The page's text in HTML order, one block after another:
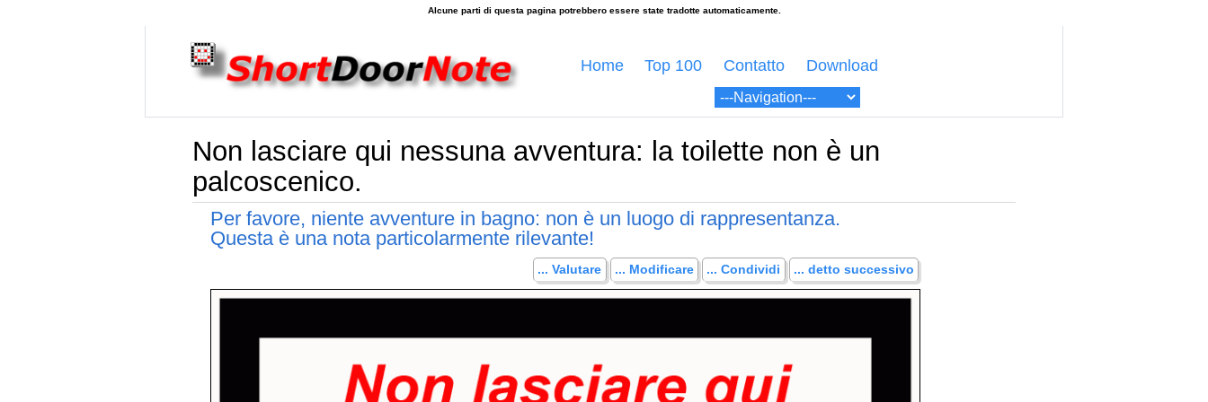
Home Top 100 Contatto Download
Non lasciare qui nessuna avventura: la toilette non è un
palcoscenico.
Per favore, niente avventure in bagno: non è un luogo di rappresentanza.
Questa è una nota particolarmente rilevante!
... Valutare ... Modificare ... Condividi ... detto successivo